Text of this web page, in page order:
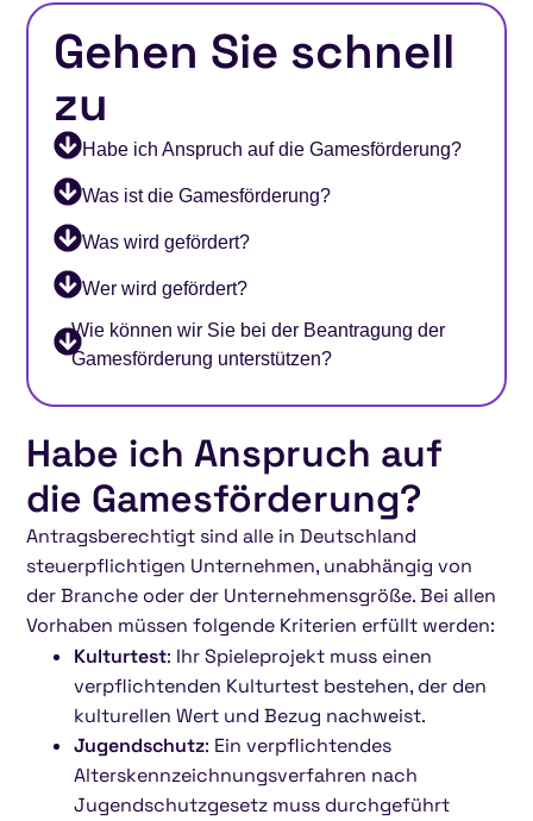
Gehen Sie schnell
zu
Habe ich Anspruch auf die Gamesförderung?
Was ist die Gamesförderung?
Was wird gefördert?
Wer wird gefördert?
Wie können wir Sie bei der Beantragung der
Gamesförderung unterstützen?
Habe ich Anspruch auf
die Gamesförderung?
Antragsberechtigt sind alle in Deutschland
steuerpflichtigen Unternehmen, unabhängig von
der Branche oder der Unternehmensgröße. Bei allen
Vorhaben müssen folgende Kriterien erfüllt werden:
Kulturtest: Ihr Spieleprojekt muss einen
verpflichtenden Kulturtest bestehen, der den
kulturellen Wert und Bezug nachweist.
Jugendschutz: Ein verpflichtendes
Alterskennzeichnungsverfahren nach
Jugendschutzgesetz muss durchgeführt